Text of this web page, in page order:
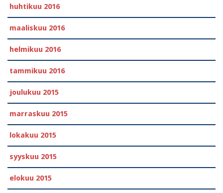
huhtikuu 2016
maaliskuu 2016
helmikuu 2016
tammikuu 2016
joulukuu 2015
marraskuu 2015
lokakuu 2015
syyskuu 2015
elokuu 2015